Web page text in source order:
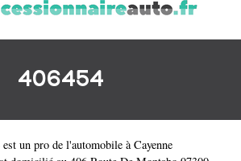
406454
est un pro de l'automobile à Cayenne